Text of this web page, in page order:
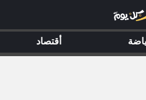
أقتصاد